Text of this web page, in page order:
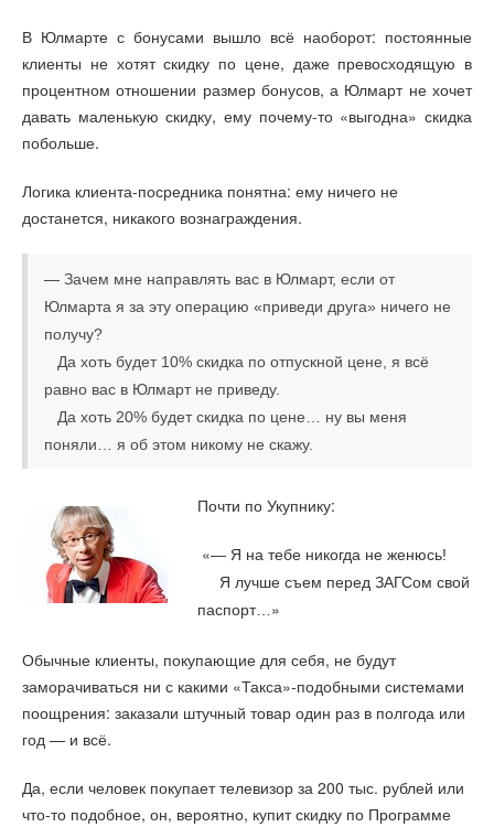
В Юлмарте с бонусами вышло всё наоборот: постоянные
клиенты не хотят скидку по цене, даже превосходящую в
процентном отношении размер бонусов, а Юлмарт не хочет
давать маленькую скидку, ему почему-то «выгодна» скидка
побольше.
Логика клиента-посредника понятна: ему ничего не
достанется, никакого вознаграждения.
— Зачем мне направлять вас в Юлмарт, если от
Юлмарта я за эту операцию «приведи друга» ничего не
получу?
Да хоть будет 10% скидка по отпускной цене, я всё
равно вас в Юлмарт не приведу.
Да хоть 20% будет скидка по цене… ну вы меня
поняли… я об этом никому не скажу.
Почти по Укупнику:
«— Я на тебе никогда не женюсь!
Я лучше съем перед ЗАГСом свой
паспорт… »
Обычные клиенты, покупающие для себя, не будут
заморачиваться ни с какими «Такса»-подобными системами
поощрения: заказали штучный товар один раз в полгода или
год — и всё.
Да, если человек покупает телевизор за 200 тыс. рублей или
что-то подобное, он, вероятно, купит скидку по Программе